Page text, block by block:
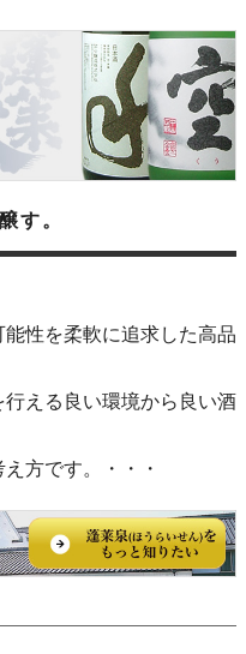
す。
性を柔軟に追求した高品
える良い環境から良い酒
方です。・・・